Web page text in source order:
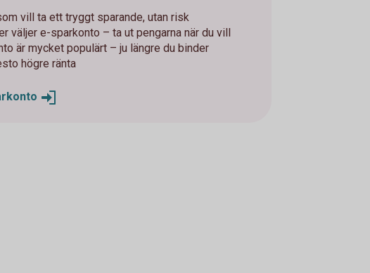
vill ta ett tryggt sparande, utan risk
väljer e-sparkonto – ta ut pengarna när du vill
är mycket populärt – ju längre du binder
högre ränta